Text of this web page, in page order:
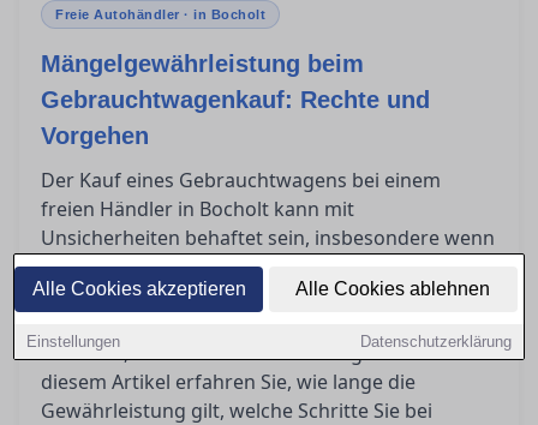
Alle Cookies akzeptieren Alle Cookies ablehnen
Einstellungen Datenschutzerklärung
Freie Autohändler · in Bocholt
Mängelgewährleistung beim
Gebrauchtwagenkauf: Rechte und
Vorgehen
Der Kauf eines Gebrauchtwagens bei einem
freien Händler in Bocholt kann mit
Unsicherheiten behaftet sein, insbesondere wenn
nach dem Kauf Mängel auftreten. Gewerbliche
Verkäufer sind jedoch gesetzlich zur
bedeutet, dass bestimmte Rechte greifen. In
diesem Artikel erfahren Sie, wie lange die
Gewährleistung gilt, welche Schritte Sie bei